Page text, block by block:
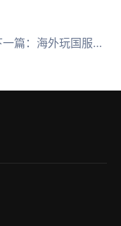
篇： 海外玩国服端游加速器推荐